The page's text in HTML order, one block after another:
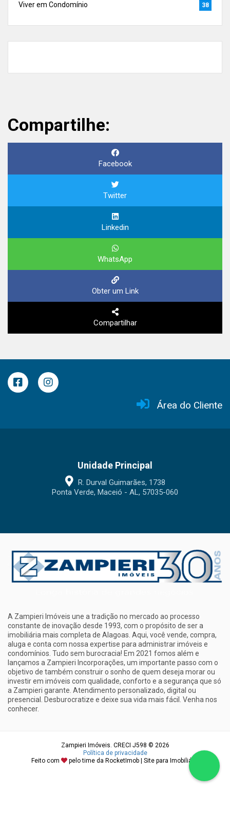
Viver em Condomínio 38
Compartilhe:
Facebook
Twitter
Linkedin
WhatsApp
Obter um Link
Compartilhar
Área do Cliente
Unidade Principal
R. Durval Guimarães, 1738
Ponta Verde, Maceió - AL, 57035-060
A Zampieri Imóveis une a tradição no mercado ao processo
constante de inovação desde 1993, com o propósito de ser a
imobiliária mais completa de Alagoas. Aqui, você vende, compra,
aluga e conta com nossa expertise para administrar imóveis e
condomínios. Tudo sem burocracia! Em 2021 fomos além e
lançamos a Zampieri Incorporações, um importante passo com o
objetivo de também construir o sonho de quem deseja morar ou
investir em imóveis com qualidade, conforto e a segurança que só
a Zampieri garante. Atendimento personalizado, digital ou
presencial. Desburocratize e deixe sua vida mais fácil. Venha nos
conhecer.
Zampieri Imóveis. CRECI J598 © 2026
Política de privacidade
Feito com
pelo time da RocketImob | Site para Imobiliária